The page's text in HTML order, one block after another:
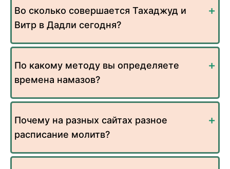
Во сколько совершается Тахаджуд и
Витр в Дадли сегодня?
По какому методу вы определяете
времена намазов?
Почему на разных сайтах разное
расписание молитв?